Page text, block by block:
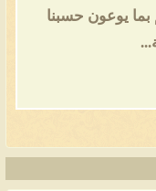
يوعون حسبنا